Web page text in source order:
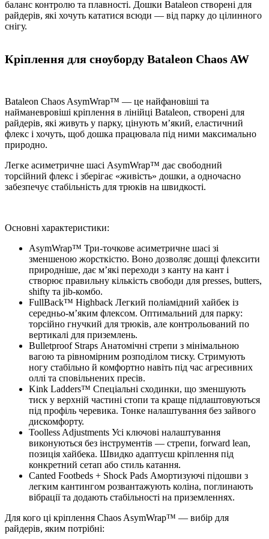
баланс контролю та плавності. Дошки Bataleon створені для
райдерів, які хочуть кататися всюди — від парку до цілинного
снігу.
Кріплення для сноуборду Bataleon Chaos AW
Bataleon Chaos AsymWrap™ — це найфановіші та
найманевровіші кріплення в лінійці Bataleon, створені для
райдерів, які живуть у парку, цінують м’який, еластичний
флекс і хочуть, щоб дошка працювала під ними максимально
природно.
Легке асиметричне шасі AsymWrap™ дає свободний
торсійний флекс і зберігає «живість» дошки, а одночасно
забезпечує стабільність для трюків на швидкості.
Основні характеристики:
AsymWrap™ Три-точкове асиметричне шасі зі
зменшеною жорсткістю. Воно дозволяє дошці флексити
природніше, дає м’які переходи з кантy на кант і
створює правильну кількість свободи для presses, butters,
shifty та jib-комбо.
FullBack™ Highback Легкий поліамідний хайбек із
середньо-м’яким флексом. Оптимальний для парку:
торсійно гнучкий для трюків, але контрольований по
вертикалі для приземлень.
Bulletproof Straps Анатомічні стрепи з мінімальною
вагою та рівномірним розподілом тиску. Стримують
ногу стабільно й комфортно навіть під час агресивних
оллі та сповільнених пресів.
Kink Ladders™ Спеціальні сходинки, що зменшують
тиск у верхній частині стопи та краще підлаштовуються
під профіль черевика. Тонке налаштування без зайвого
дискомфорту.
Toolless Adjustments Усі ключові налаштування
виконуються без інструментів — стрепи, forward lean,
позиція хайбека. Швидко адаптуєш кріплення під
конкретний сетап або стиль катання.
Canted Footbeds + Shock Pads Амортизуючі підошви з
легким кантингом розвантажують коліна, поглинають
вібрації та додають стабільності на приземленнях.
Для кого ці кріплення Chaos AsymWrap™ — вибір для
райдерів, яким потрібні: